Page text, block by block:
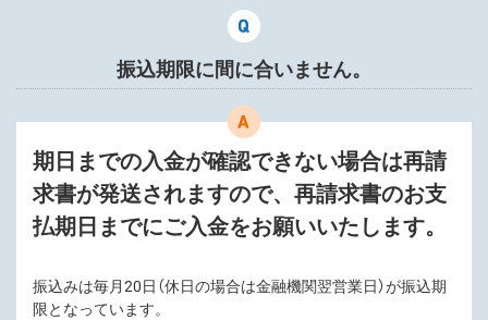
振込期限に間に合いません。
期日までの入金が確認できない場合は再請
求書が発送されますので、再請求書のお支
払期日までにご入金をお願いいたします。
振込みは毎月20日（休日の場合は金融機関翌営業日）が振込期
限となっています。